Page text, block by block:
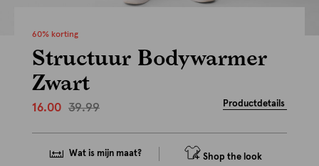
60% korting
Structuur Bodywarmer
Zwart
16.00 39.99 Productdetails
Wat is mijn maat? Shop the look